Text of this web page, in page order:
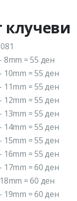
клучеви
8mm = 55 ден
10mm = 55 ден
11mm = 55 ден
12mm = 55 ден
13mm = 55 ден
14mm = 55 ден
15mm = 55 ден
16mm = 55 ден
17mm = 60 ден
= 60 ден
19mm = 60 ден